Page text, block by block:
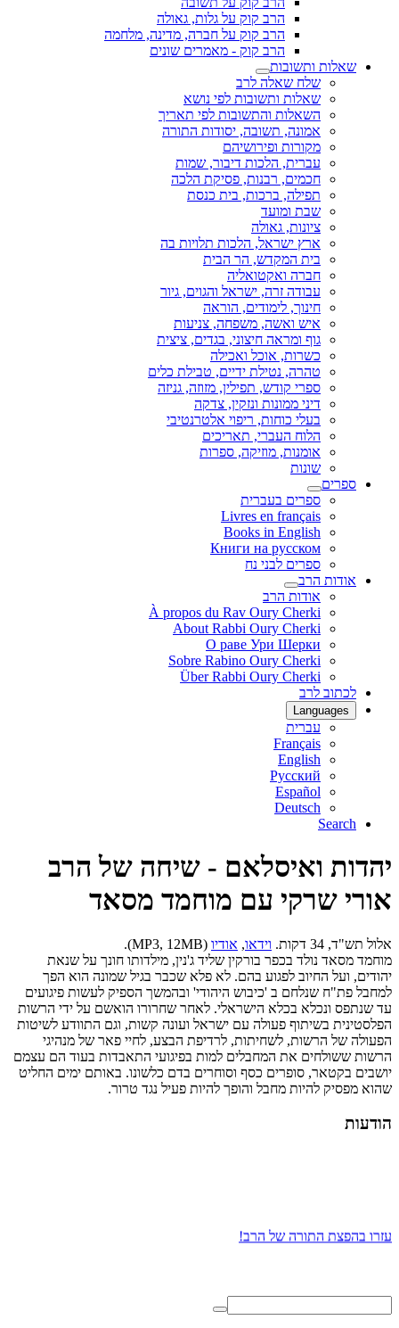
הרב קוק על גלות, גאולה
הרב קוק על חברה, מדינה, מלחמה
הרב קוק - מאמרים שונים
שאלות ותשובות
שלח שאלה לרב
שאלות ותשובות לפי נושא
השאלות והתשובות לפי תאריך
אמונה, תשובה, יסודות התורה
מקורות ופירושיהם
עברית, הלכות דיבור, שמות
חכמים, רבנות, פסיקת הלכה
תפילה, ברכות, בית כנסת
שבת ומועד
ציונות, גאולה
ארץ ישראל, הלכות תלויות בה
בית המקדש, הר הבית
חברה ואקטואליה
עבודה זרה, ישראל והגוים, גיור
חינוך, לימודים, הוראה
איש ואשה, משפחה, צניעות
גוף ומראה חיצוני, בגדים, ציצית
כשרות, אוכל ואכילה
טהרה, נטילת ידיים, טבילת כלים
ספרי קודש, תפילין, מזוזה, גניזה
דיני ממונות ונזקין, צדקה
בעלי כוחות, ריפוי אלטרנטיבי
הלוח העברי, תאריכים
אומנות, מוזיקה, ספרות
שונות
ספרים
ספרים בעברית
Livres en français
Books in English
Книги на русском
ספרים לבני נח
אודות הרב
אודות הרב
À propos du Rav Oury Cherki
About Rabbi Oury Cherki
О раве Ури Шерки
Sobre Rabino Oury Cherki
Über Rabbi Oury Cherki
לכתוב לרב
Languages
עברית
Français
English
Русский
Español
Deutsch
Search
יהדות ואיסלאם - שיחה של הרב
אורי שרקי עם מוחמד מסאד
אלול תש"ד, 34 דקות. וידאו, אודיו (MP3, 12MB).
מוחמד מסאד נולד בכפר בורקין שליד ג'נין, מילדותו חונך על שנאת
יהודים, ועל החיוב לפגוע בהם. לא פלא שכבר בגיל שמונה הוא הפך
למחבל פת"ח שנלחם ב 'כיבוש היהודי' ובהמשך הספיק לעשות פיגועים
עד שנתפס ונכלא בכלא הישראלי. לאחר שחרורו הואשם על ידי הרשות
הפלסטינית בשיתוף פעולה עם ישראל ועונה קשות, וגם התוודע לשיטות
הפעולה של הרשות, לשחיתות, לרדיפת הבצע, לחיי פאר של מנהיגי
הרשות ששולחים את המחבלים למות בפיגועי התאבדות בעוד הם עצמם
יושבים בקטאר, סופרים כסף וסוחרים בדם כלשונו. באותם ימים החליט
שהוא מפסיק להיות מחבל והופך להיות פעיל נגד טרור.
הודעות
עזרו בהפצת התורה של הרב!